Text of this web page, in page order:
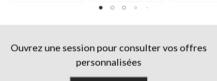
Ouvrez une session pour consulter vos offres
personnalisées